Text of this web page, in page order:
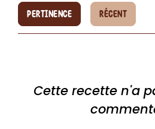
PERTINENCE RÉCENT
Cette recette n'a